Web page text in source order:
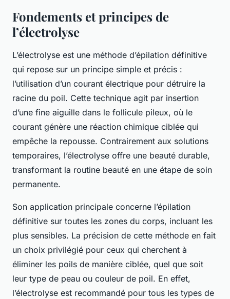
Fondements et principes de
l’électrolyse
L’électrolyse est une méthode d’épilation définitive
qui repose sur un principe simple et précis :
l’utilisation d’un courant électrique pour détruire la
racine du poil. Cette technique agit par insertion
d’une fine aiguille dans le follicule pileux, où le
courant génère une réaction chimique ciblée qui
empêche la repousse. Contrairement aux solutions
temporaires, l’électrolyse offre une beauté durable,
transformant la routine beauté en une étape de soin
permanente.
Son application principale concerne l’épilation
définitive sur toutes les zones du corps, incluant les
plus sensibles. La précision de cette méthode en fait
un choix privilégié pour ceux qui cherchent à
éliminer les poils de manière ciblée, quel que soit
leur type de peau ou couleur de poil. En effet,
l’électrolyse est recommandé pour tous les types de